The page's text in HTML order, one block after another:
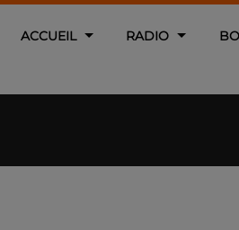
ACCUEIL RADIO